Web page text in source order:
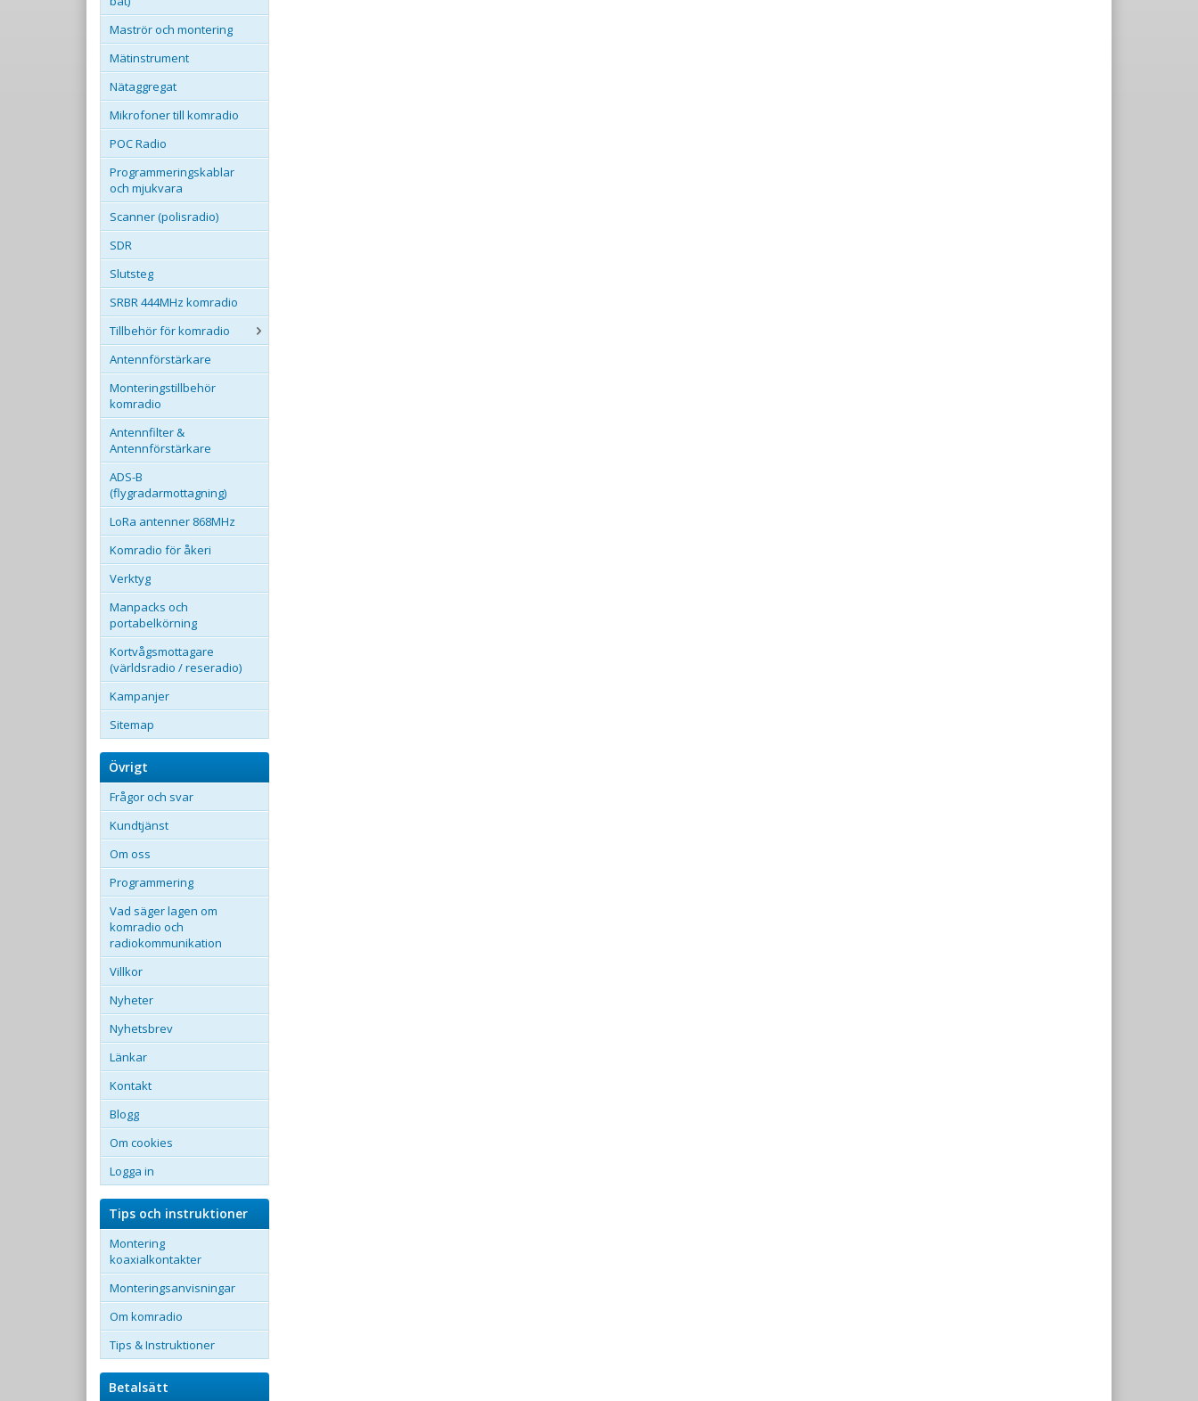
Maströr och montering
Mätinstrument
Nätaggregat
Mikrofoner till komradio
POC Radio
Programmeringskablar
och mjukvara
Scanner (polisradio)
SDR
Slutsteg
SRBR 444MHz komradio
Tillbehör för komradio
Antennförstärkare
Monteringstillbehör
komradio
Antennfilter &
Antennförstärkare
ADS-B
(flygradarmottagning)
LoRa antenner 868MHz
Komradio för åkeri
Verktyg
Manpacks och
portabelkörning
Kortvågsmottagare
(världsradio / reseradio)
Kampanjer
Sitemap
Övrigt
Frågor och svar
Kundtjänst
Om oss
Programmering
Vad säger lagen om
komradio och
radiokommunikation
Villkor
Nyheter
Nyhetsbrev
Länkar
Kontakt
Blogg
Om cookies
Logga in
Tips och instruktioner
Montering
koaxialkontakter
Monteringsanvisningar
Om komradio
Tips & Instruktioner
Betalsätt